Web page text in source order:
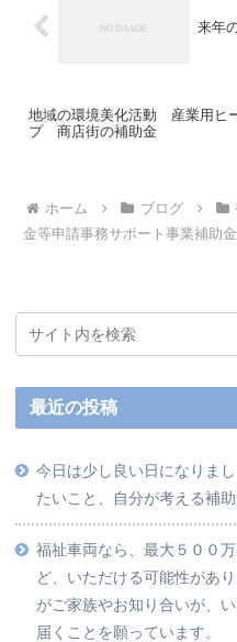
来年
地域の環境美化活動 産業用ヒ
プ 商店街の補助金
ホーム ブログ
金等申請事務サポート事業補助金
最近の投稿
今日は少し良い日になりま
たいこと、自分が考える補
福祉車両なら、最大５００
ど、いただける可能性があ
がご家族やお知り合いが、
届くことを願っています。